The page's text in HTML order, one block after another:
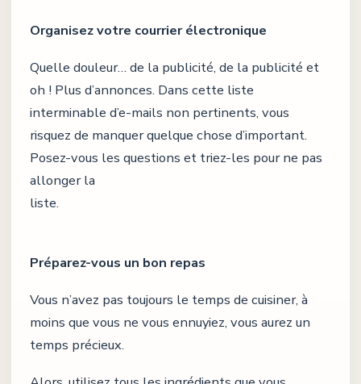
Organisez votre courrier électronique
Quelle douleur… de la publicité, de la publicité et
oh ! Plus d’annonces. Dans cette liste
interminable d’e-mails non pertinents, vous
risquez de manquer quelque chose d’important.
Posez-vous les questions et triez-les pour ne pas
allonger la
liste.
Préparez-vous un bon repas
Vous n’avez pas toujours le temps de cuisiner, à
moins que vous ne vous ennuyiez, vous aurez un
temps précieux.